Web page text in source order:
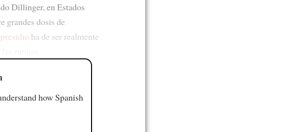
Dillinger, en Estados
grandes dosis de
ha de ser realmente
how Spanish